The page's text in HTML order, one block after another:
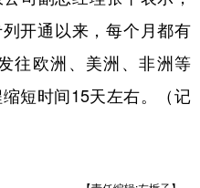
开通以来，每个月都有
往欧洲、美洲、非洲等
短时间15天左右。（记